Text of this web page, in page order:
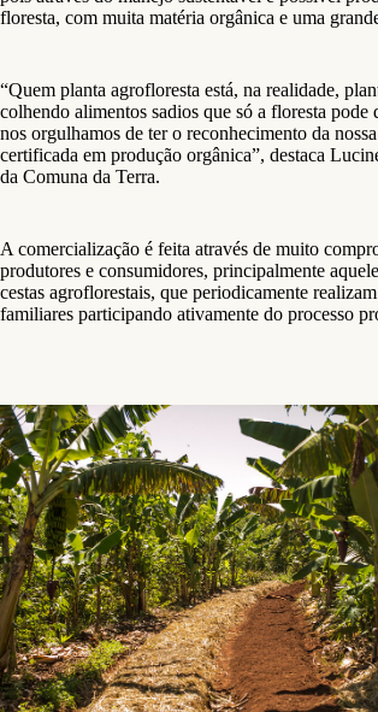
floresta, com muita matéria orgânica e uma
“Quem planta agrofloresta está, na realidade,
colhendo alimentos sadios que só a floresta pode
nos orgulhamos de ter o reconhecimento da
certificada em produção orgânica”, destaca
da Comuna da Terra.
A comercialização é feita através de muito
produtores e consumidores, principalmente
cestas agroflorestais, que periodicamente
familiares participando ativamente do processo